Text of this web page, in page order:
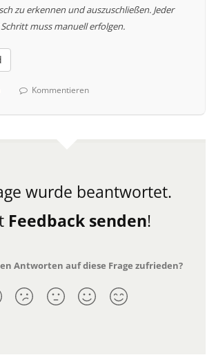
zu erkennen und auszuschließen. Jeder
muss manuell erfolgen.
Kommentieren
wurde beantwortet.
Feedback senden!
Antworten auf diese Frage zufrieden?